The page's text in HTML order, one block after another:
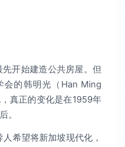
开始建造公共房屋。但
会的韩明光（Han Ming
真正的变化是在1959年
。
希望将新加坡现代化，